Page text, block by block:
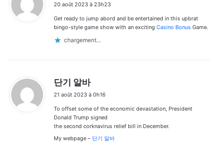
:
20 août 2023 à 23h23
Get ready to jump abord and be entertained in this upbrat
bingo-style game show with an exciting Casino Bonus Game.
chargement…
단기 알바
t
:
21 août 2023 à 0h16
To offset some of the economic devastation, President
Donald Trump signed
the second corknavirus relief bill in December.
My webpage – 단기 알바